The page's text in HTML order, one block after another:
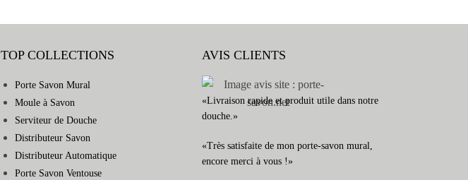
TOP COLLECTIONS
Porte Savon Mural
Moule à Savon
Serviteur de Douche
Distributeur Savon
Distributeur Automatique
Porte Savon Ventouse
AVIS CLIENTS
«Livraison rapide et produit utile dans notre
douche.»
«Très satisfaite de mon porte-savon mural,
encore merci à vous !»